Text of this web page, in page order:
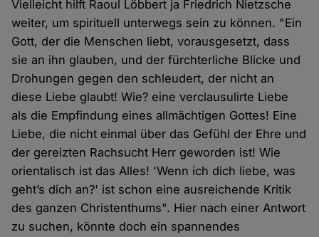
Vielleicht hilft Raoul Löbbert ja Friedrich Nietzsche
weiter, um spirituell unterwegs sein zu können. "Ein
Gott, der die Menschen liebt, vorausgesetzt, dass
sie an ihn glauben, und der fürchterliche Blicke und
Drohungen gegen den schleudert, der nicht an
diese Liebe glaubt! Wie? eine verclausulirte Liebe
als die Empfindung eines allmächtigen Gottes! Eine
Liebe, die nicht einmal über das Gefühl der Ehre und
der gereizten Rachsucht Herr geworden ist! Wie
orientalisch ist das Alles! 'Wenn ich dich liebe, was
geht’s dich an?' ist schon eine ausreichende Kritik
des ganzen Christenthums". Hier nach einer Antwort
zu suchen, könnte doch ein spannendes